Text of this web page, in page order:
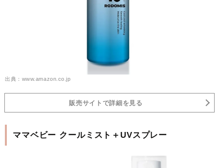
出典：www.amazon.co.jp
販売サイトで詳細を見る
ママベビー クールミスト＋UVスプレー